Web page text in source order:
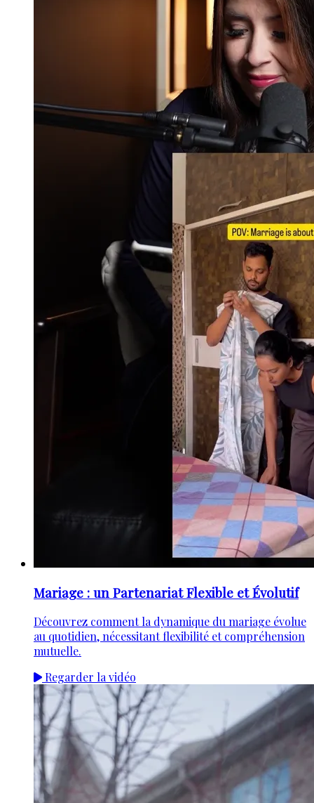
Mariage : un Partenariat Flexible et Évolutif
Découvrez comment la dynamique du mariage évolue
au quotidien, nécessitant flexibilité et compréhension
mutuelle.
Regarder la vidéo